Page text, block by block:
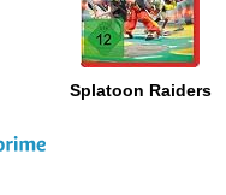
Splatoon Raiders